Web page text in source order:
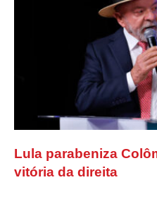
Lula parabeniza
vitória da direita